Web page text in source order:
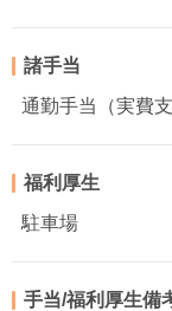
諸手当
通勤手当（実費
福利厚生
駐車場
手当/福利厚生備